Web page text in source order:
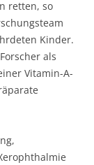
retten, so
Kinder.
als
Vitamin-A-